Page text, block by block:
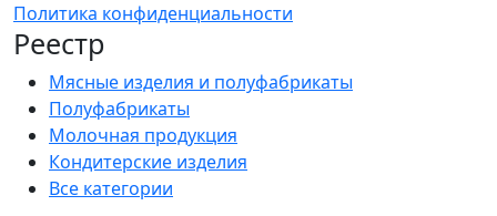
Политика конфиденциальности
Реестр
Мясные изделия и полуфабрикаты
Полуфабрикаты
Молочная продукция
Кондитерские изделия
Все категории